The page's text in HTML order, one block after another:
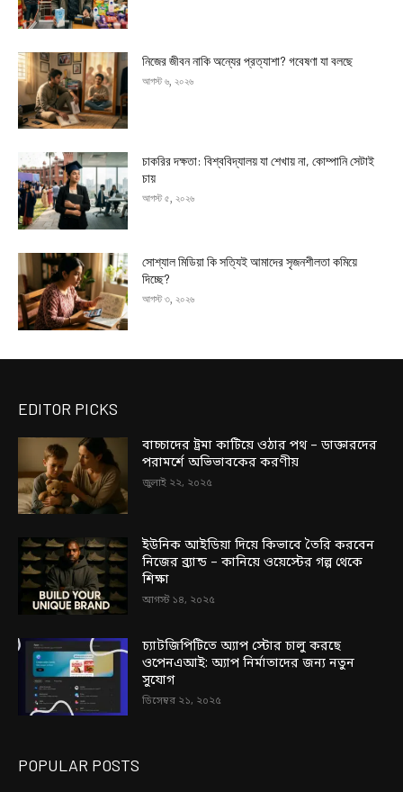
নিজের জীবন নাকি অন্যের প্রত্যাশা? গবেষণা যা বলছে
আগস্ট ৬, ২০২৬
চাকরির দক্ষতা: বিশ্ববিদ্যালয় যা শেখায় না, কোম্পানি সেটাই
চায়
আগস্ট ৫, ২০২৬
সোশ্যাল মিডিয়া কি সত্যিই আমাদের সৃজনশীলতা কমিয়ে
দিচ্ছে?
আগস্ট ৩, ২০২৬
EDITOR PICKS
বাচ্চাদের ট্রমা কাটিয়ে ওঠার পথ – ডাক্তারদের
পরামর্শে অভিভাবকের করণীয়
জুলাই ২২, ২০২৫
ইউনিক আইডিয়া দিয়ে কিভাবে তৈরি করবেন
নিজের ব্র্যান্ড – কানিয়ে ওয়েস্টের গল্প থেকে
শিক্ষা
আগস্ট ১৪, ২০২৫
চ্যাটজিপিটিতে অ্যাপ স্টোর চালু করছে
ওপেনএআই: অ্যাপ নির্মাতাদের জন্য নতুন
সুযোগ
ডিসেম্বর ২১, ২০২৫
POPULAR POSTS